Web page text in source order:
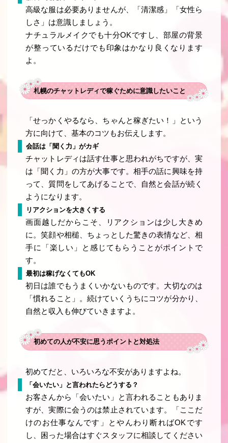
高級な服は必要ありませんが、「清潔感」「女性ら
しさ」は意識しましょう。
ナチュラルメイクでも十分OKですし、部屋の背景
が整っているだけでも印象はかなり良くなります
よ。
札幌のチャットレディで稼ぐために意識したいこと
「せっかくやるなら、ちゃんと稼ぎたい！」という
方に向けて、基本のコツもお伝えします。
会話は「聞く力」がカギ
チャットレディは話す仕事と思われがちですが、実
は「聞く力」の方が大事です。相手の話に興味を持
って、質問をしてあげることで、自然と会話が続く
ようになります。
リアクションを大きくする
画面越しだからこそ、リアクションは少し大きめ
に。笑顔や相槌、ちょっとした驚きの表情など、相
手に「楽しい」と感じてもらうことがポイントで
す。
最初は稼げなくてもOK
初日は誰でもうまくいかないものです。大切なのは
「慣れること」。続けていくうちにコツが分かり、
自然と収入も伸びていきますよ。
初めての人が不安に思うポイントと対処法
初めてだと、いろいろな不安がありますよね。
「会いたい」と言われたらどうする？
お客さんから「会いたい」と言われることもありま
すが、実際に会うのは禁止されています。「ここだ
けのお仕事なんです」とやんわり断ればOKです
し、困った場合はすぐスタッフに相談してください